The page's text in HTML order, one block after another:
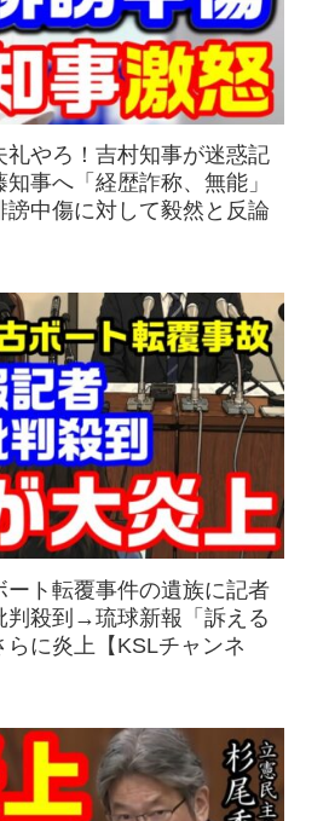
礼やろ！吉村知事が迷惑記
事へ「経歴詐称、無能」
中傷に対して毅然と反論
ート転覆事件の遺族に記者
判殺到→琉球新報「訴える
に炎上【KSLチャンネ